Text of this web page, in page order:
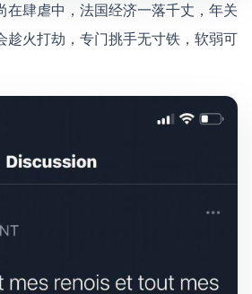
在肆虐中，法国经济一落千丈，年关
趁火打劫，专门挑手无寸铁，软弱可